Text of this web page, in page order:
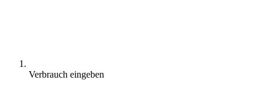
Verbrauch eingeben